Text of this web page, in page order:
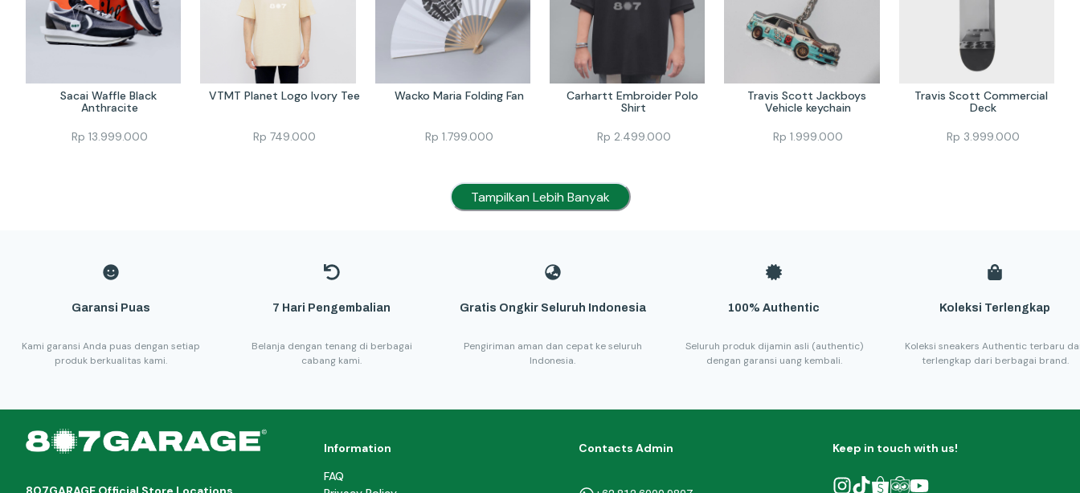
Sacai Waffle Black
Anthracite
Rp13.999.000
VTMT Planet Logo Ivory Tee
Rp 749.000
Wacko Maria Folding Fan
Rp 1.799.000
Carhartt Embroider Polo
Shirt
Rp 2.499.000
Travis Scott Jackboys
Vehicle keychain
Rp1.999.000
Travis Scott Commercial
Deck
Rp 3.999.000
Tampilkan Lebih Banyak
Garansi Puas
Kami garansi Anda puas dengan setiap
produk berkualitas kami.
7 Hari Pengembalian
Belanja dengan tenang di berbagai
cabang kami.
Gratis Ongkir Seluruh Indonesia
Pengiriman aman dan cepat ke seluruh
Indonesia.
100% Authentic
Seluruh produk dijamin asli (authentic)
dengan garansi uang kembali.
Koleksi Terlengkap
Koleksi sneakers Authentic terbaru
terlengkap dari berbagai brand.
Information
FAQ
Contacts Admin Keep in touch with us!